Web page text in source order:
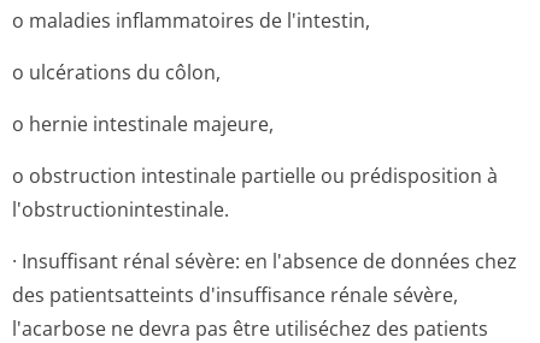
o maladies inflammatoires de l'intestin,
o ulcérations du côlon,
o hernie intestinale majeure,
o obstruction intestinale partielle ou prédisposition à
l'obstructionin­testinale.
· Insuffisant rénal sévère: en l'absence de données chez
des patientsatteints d'insuffisance rénale sévère,
l'acarbose ne devra pas être utiliséchez des patients